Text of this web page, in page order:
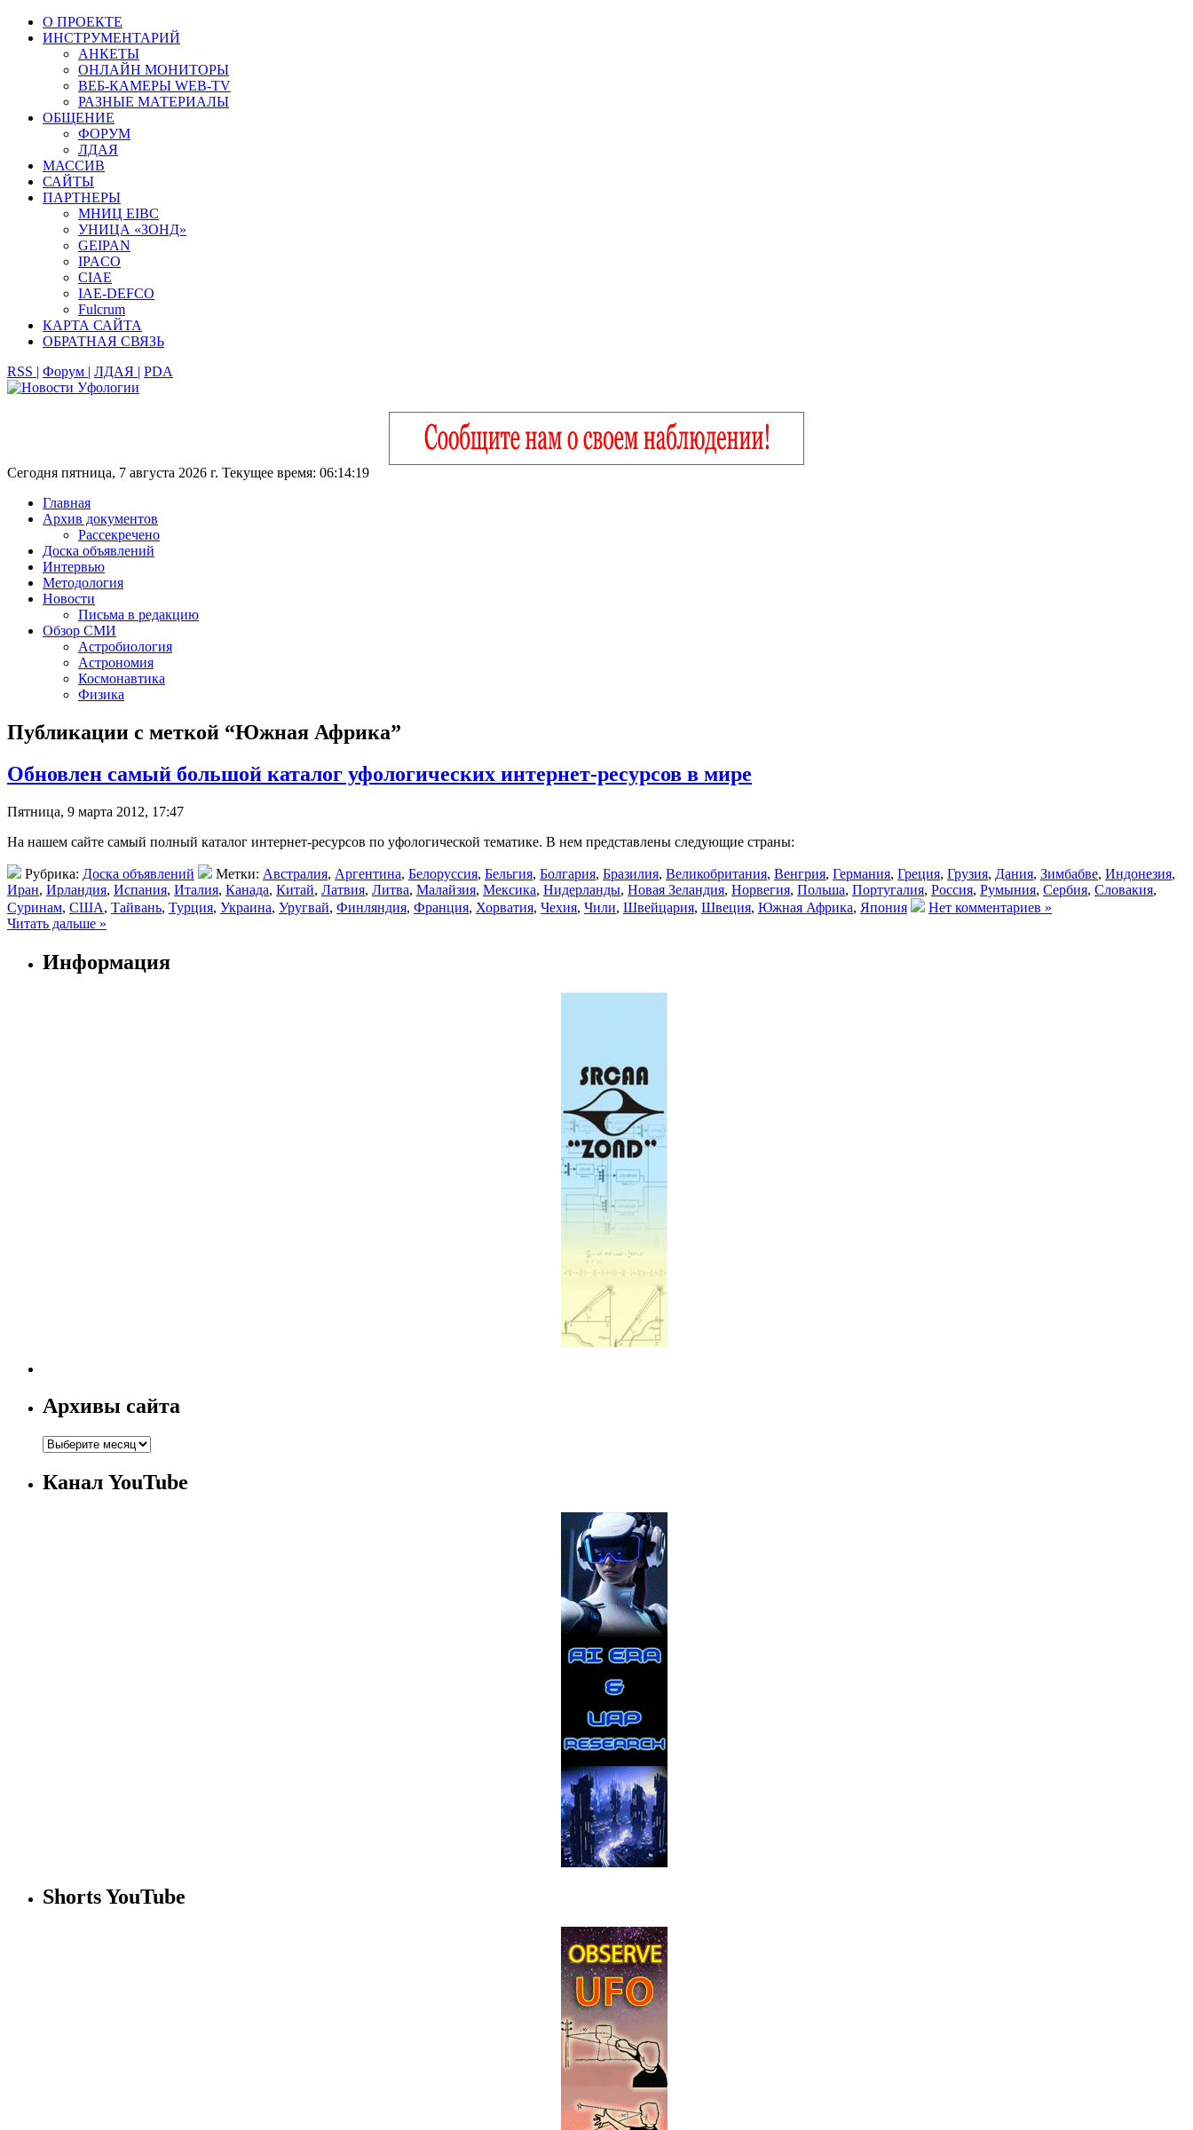
О ПРОЕКТЕ
ИНСТРУМЕНТАРИЙ
АНКЕТЫ
ОНЛАЙН МОНИТОРЫ
ВЕБ-КАМЕРЫ WEB-TV
РАЗНЫЕ МАТЕРИАЛЫ
ОБЩЕНИЕ
ФОРУМ
ЛДАЯ
МАССИВ
САЙТЫ
ПАРТНЕРЫ
МНИЦ EIBC
УНИЦА «ЗОНД»
GEIPAN
IPACO
CIAE
IAE-DEFCO
Fulcrum
КАРТА САЙТА
ОБРАТНАЯ СВЯЗЬ
RSS | Форум | ЛДАЯ | PDA
Сегодня пятница, 7 августа 2026 г. Текущее время: 06:14:20
Главная
Архив документов
Рассекречено
Доска объявлений
Интервью
Методология
Новости
Письма в редакцию
Обзор СМИ
Астробиология
Астрономия
Космонавтика
Физика
Публикации с меткой “Южная Африка”
Обновлен самый большой каталог уфологических интернет-ресурсов в мире
Пятница, 9 марта 2012, 17:47
На нашем сайте самый полный каталог интернет-ресурсов по уфологической тематике. В нем представлены следующие страны:
Рубрика: Доска объявлений Метки: Австралия, Аргентина, Белоруссия, Бельгия, Болгария, Бразилия, Великобритания, Венгрия, Германия, Греция, Грузия, Дания, Зимбабве, Индонезия,
Иран, Ирландия, Испания, Италия, Канада, Китай, Латвия, Литва, Малайзия, Мексика, Нидерланды, Новая Зеландия, Норвегия, Польша, Португалия, Россия, Румыния, Сербия, Словакия,
Суринам, США, Тайвань, Турция, Украина, Уругвай, Финляндия, Франция, Хорватия, Чехия, Чили, Швейцария, Швеция, Южная Африка, Япония
Нет комментариев »
Читать дальше »
Информация
Архивы сайта
Канал YouTube
Shorts YouTube